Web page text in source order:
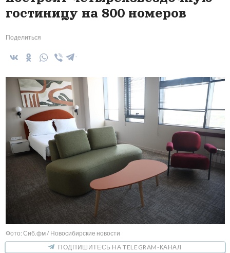
гостиницу на 800 номеров
Поделиться
Фото: Сиб.фм / Новосибирские новости
ПОДПИШИТЕСЬ НА TELEGRAM-КАНАЛ